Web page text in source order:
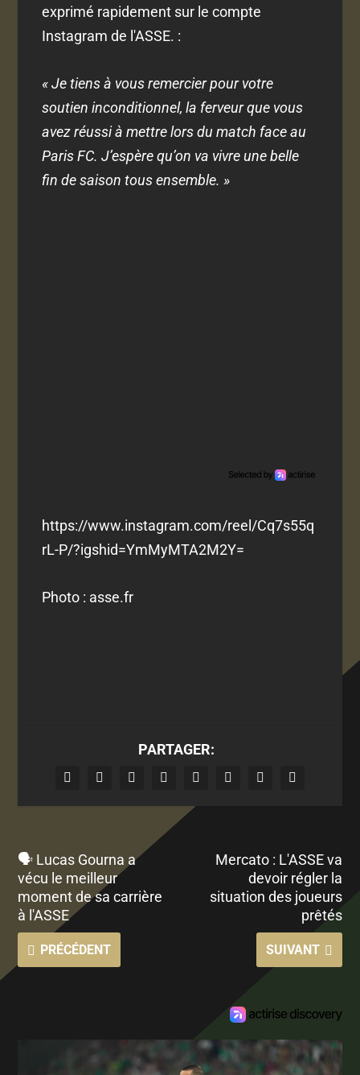
exprimé rapidement sur le compte
Instagram de l'ASSE. :
« Je tiens à vous remercier pour votre
soutien inconditionnel, la ferveur que vous
avez réussi à mettre lors du match face au
Paris FC. J’espère qu’on va vivre une belle
fin de saison tous ensemble. »
https://www.instagram.com/reel/Cq7s55q
rL-P/?igshid=YmMyMTA2M2Y=
Photo : asse.fr
PARTAGER:
🗣️ Lucas Gourna a
vécu le meilleur
moment de sa carrière
à l'ASSE
PRÉCÉDENT
Mercato : L'ASSE va
devoir régler la
situation des joueurs
prêtés
SUIVANT